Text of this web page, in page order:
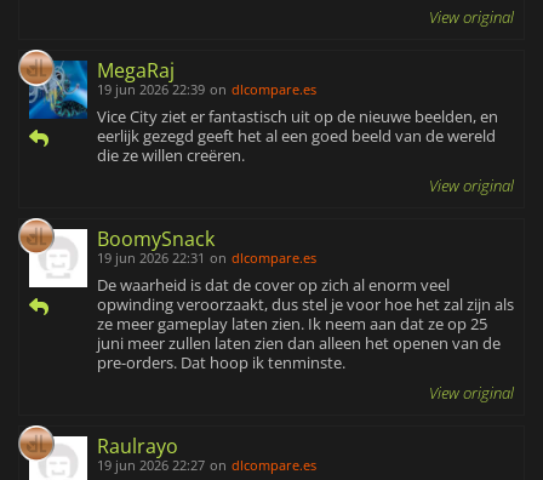
View original
MegaRaj
19 jun 2026 22:39 on dlcompare.es
Vice City ziet er fantastisch uit op de nieuwe beelden, en
eerlijk gezegd geeft het al een goed beeld van de wereld
die ze willen creëren.
View original
BoomySnack
19 jun 2026 22:31 on dlcompare.es
De waarheid is dat de cover op zich al enorm veel
opwinding veroorzaakt, dus stel je voor hoe het zal zijn als
ze meer gameplay laten zien. Ik neem aan dat ze op 25
juni meer zullen laten zien dan alleen het openen van de
pre-orders. Dat hoop ik tenminste.
View original
Raulrayo
19 jun 2026 22:27 on dlcompare.es